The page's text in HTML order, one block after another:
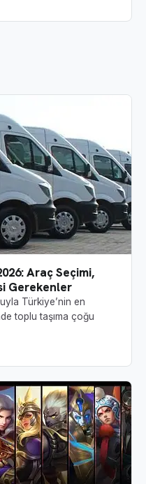
Araç Seçimi,
Gerekenler
Türkiye’nin en
toplu taşıma çoğu